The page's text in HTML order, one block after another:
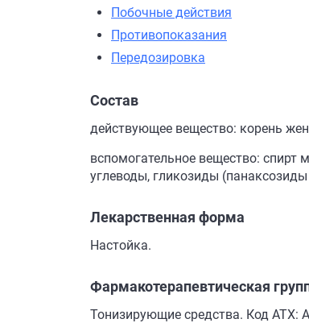
Побочные действия
Противопоказания
Передозировка
Состав
действующее вещество: корень
вспомогательное вещество: спирт
углеводы, гликозиды
Лекарственная форма
Настойка.
Фармакотерапевтическая
Тонизирующие средства. Код АТХ: